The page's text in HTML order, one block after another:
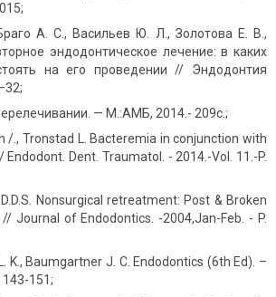
А. С., Васильев Ю. Л., Золотова Е. В.,
эндодонтическое лечение: в каких
на его проведении // Эндодонтия
— М.:АМБ, 2014.- 209с.;
/., Tronstad L. Bacteremia in conjunction with
Dent. Traumatol. - 2014.-Vol. 11.-P.
Nonsurgical retreatment: Post & Broken
Journal of Endodontics. -2004,Jan-Feb. - P.
K., Baumgartner J. C. Endodontics (6th Ed). –
143-151;